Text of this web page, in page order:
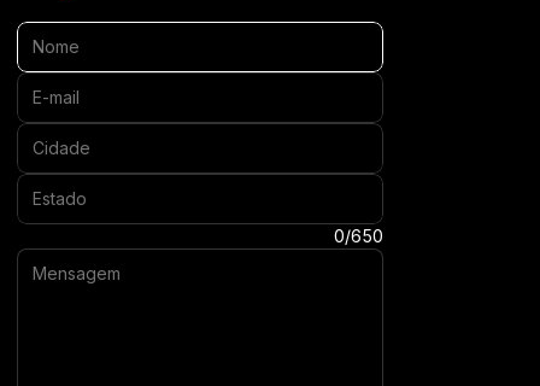
Nome:
E-mail:
Cidade:
Estado:
0/650